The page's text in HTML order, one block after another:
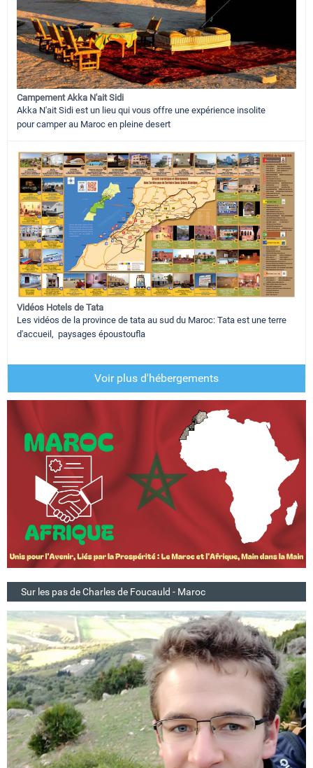
Campement Akka N'ait Sidi
Akka N'ait Sidi est un lieu qui vous offre une expérience insolite
pour camper au Maroc en pleine desert
Vidéos Hotels de Tata
Les vidéos de la province de tata au sud du Maroc: Tata est une terre
d'accueil, paysages époustoufla
Voir plus d'hébergements
Sur les pas de Charles de Foucauld - Maroc